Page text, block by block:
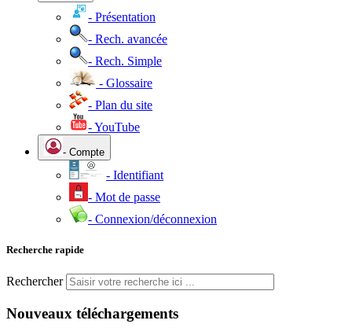
- Présentation
- Rech. avancée
- Rech. Simple
- Glossaire
- Plan du site
- YouTube
- Compte
- Identifiant
- Mot de passe
- Connexion/déconnexion
Recherche rapide
Rechercher
Nouveaux téléchargements